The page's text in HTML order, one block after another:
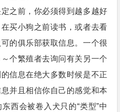
之前，你必须得到越多越好
买小狗之前读书，或者去看
的俱乐部获取信息。一个很
个繁殖者去询问有关另一个
信息在绝大多数时候是不正
并且相信你自己的感觉和本
西会被卷入犬只的“类型”中